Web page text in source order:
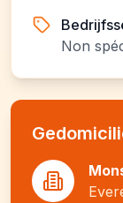
Non